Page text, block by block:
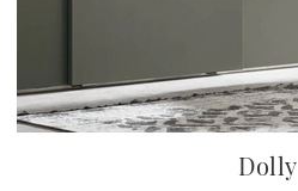
Dolly